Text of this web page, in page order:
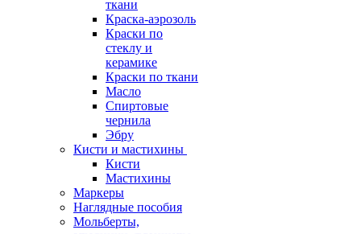
ткани
Краска-аэрозоль
Краски по
стеклу и
керамике
Краски по ткани
Масло
Спиртовые
чернила
Эбру
Кисти и мастихины
Кисти
Мастихины
Маркеры
Наглядные пособия
Мольберты,